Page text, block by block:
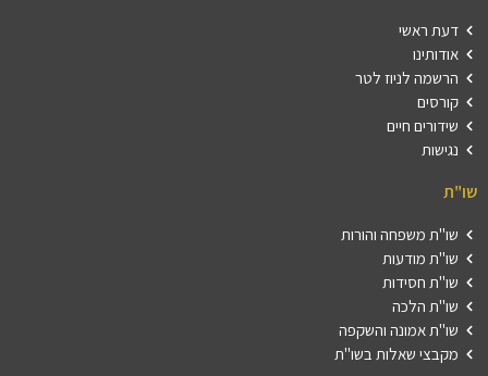
דעת ראשי
אודותינו
הרשמה לניוז לטר
קורסים
שידורים חיים
נגישות
שו"ת
שו"ת משפחה והורות
שו"ת מודעות
שו"ת חסידות
שו"ת הלכה
שו"ת אמונה והשקפה
מקבצי שאלות בשו"ת